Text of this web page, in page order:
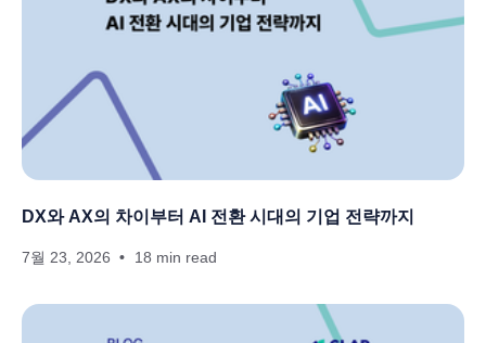
DX와 AX의 차이부터 AI 전환 시대의 기업 전략까지
7월 23, 2026 18 min read